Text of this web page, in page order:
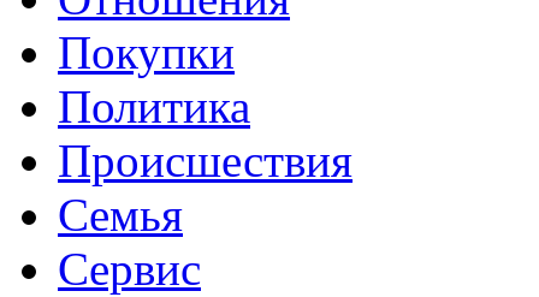
Покупки
Политика
Происшествия
Семья
Сервис